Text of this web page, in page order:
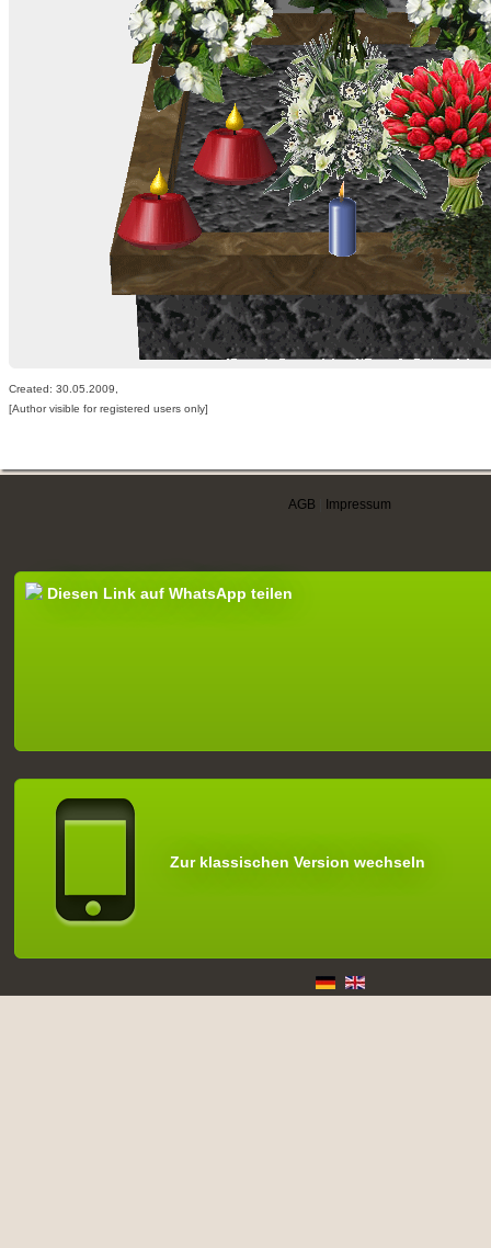
Created: 30.05.2009,
[Author visible for registered users only]
AGB Impressum
Diesen Link auf WhatsApp teilen
Zur klassischen Version wechseln